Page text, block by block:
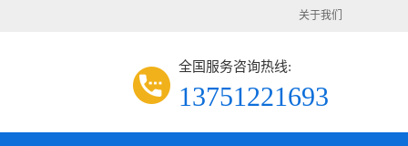
关于我们
全国服务咨询热线:
13751221693